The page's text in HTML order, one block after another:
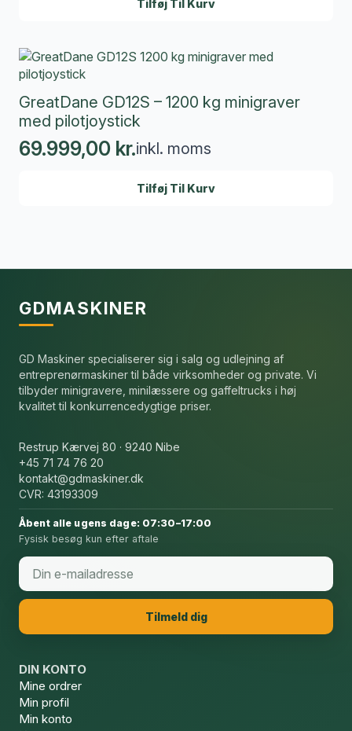
Tilføj Til Kurv
GreatDane GD12S – 1200 kg minigraver
med pilotjoystick
69.999,00 kr.inkl. moms
Tilføj Til Kurv
GDMASKINER
GD Maskiner specialiserer sig i salg og udlejning af
entreprenørmaskiner til både virksomheder og private. Vi
tilbyder minigravere, minilæssere og gaffeltrucks i høj
kvalitet til konkurrencedygtige priser.
Restrup Kærvej 80 · 9240 Nibe
+45 71 74 76 20
kontakt@gdmaskiner.dk
CVR: 43193309
Åbent alle ugens dage: 07:30–17:00
Fysisk besøg kun efter aftale
Email
Tilmeld dig
DIN KONTO
Mine ordrer
Min profil
Min konto